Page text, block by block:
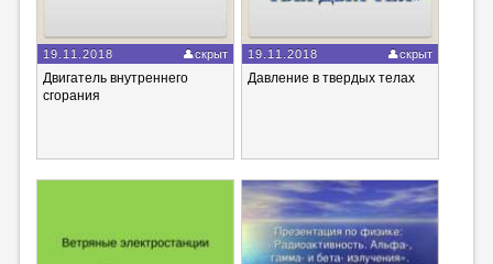
19.11.2018 скрыт
Двигатель внутреннего
сгорания
19.11.2018 скрыт
Давление в твердых телах